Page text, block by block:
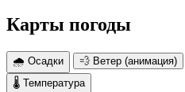
Карты погоды
🌧 Осадки 💨 Ветер (анимация)
🌡 Температура